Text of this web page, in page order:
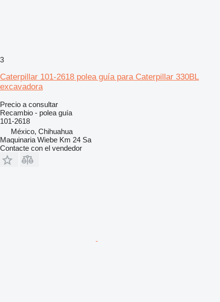
3
Caterpillar 101-2618 polea guía para Caterpillar 330BL
excavadora
Precio a consultar
Recambio - polea guía
101-2618
México, Chihuahua
Maquinaria Wiebe Km 24 Sa
Contacte con el vendedor